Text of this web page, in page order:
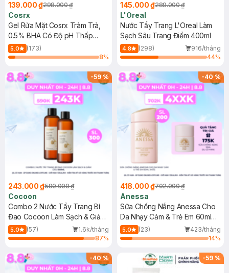
139.000 ₫298.000 ₫
Cosrx
Gel Rửa Mặt Cosrx Tràm Trà,
0.5% BHA Có Độ pH Thấp
150ml
5.0
(173)
8%
145.000 ₫289.000 ₫
L'Oreal
Nước Tẩy Trang L'Oreal Làm
Sạch Sâu Trang Điểm 400ml
4.8 (298)
916/tháng
44%
-59%
243.000 ₫590.000 ₫
Cocoon
Combo 2 Nước Tẩy Trang Bí
Đao Cocoon Làm Sạch & Giảm
Dầu 500ml
5.0 (57)
1.6k/tháng
87%
-40%
418.000 ₫702.000 ₫
Anessa
Sữa Chống Nắng Anessa Cho
Da Nhạy Cảm & Trẻ Em 60ml
(Mới)
5.0 (23)
423/tháng
14%
-40% -59 %